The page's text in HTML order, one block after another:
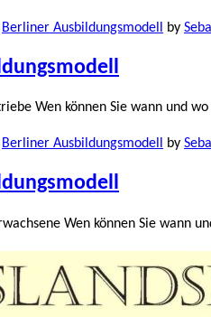
Berliner Ausbildungsmodell by
Wen können Sie wann und
Berliner Ausbildungsmodell by
Wen können Sie wann